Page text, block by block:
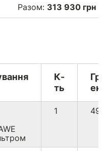
Разом: 313 930 грн
К-
ть
1